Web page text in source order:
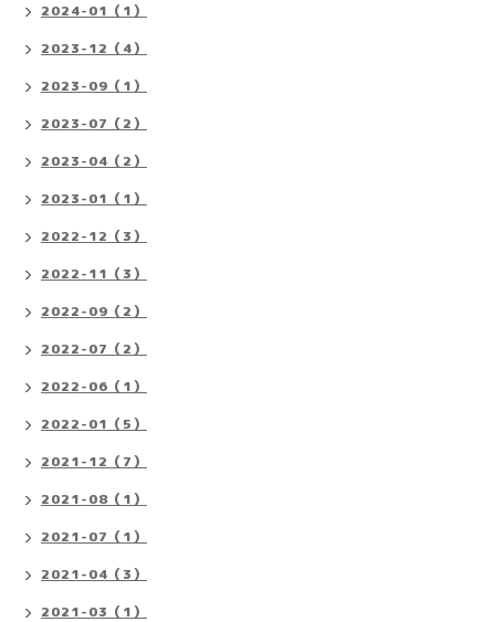
2024-01（1）
2023-12（4）
2023-09（1）
2023-07（2）
2023-04（2）
2023-01（1）
2022-12（3）
2022-11（3）
2022-09（2）
2022-07（2）
2022-06（1）
2022-01（5）
2021-12（7）
2021-08（1）
2021-07（1）
2021-04（3）
2021-03（1）